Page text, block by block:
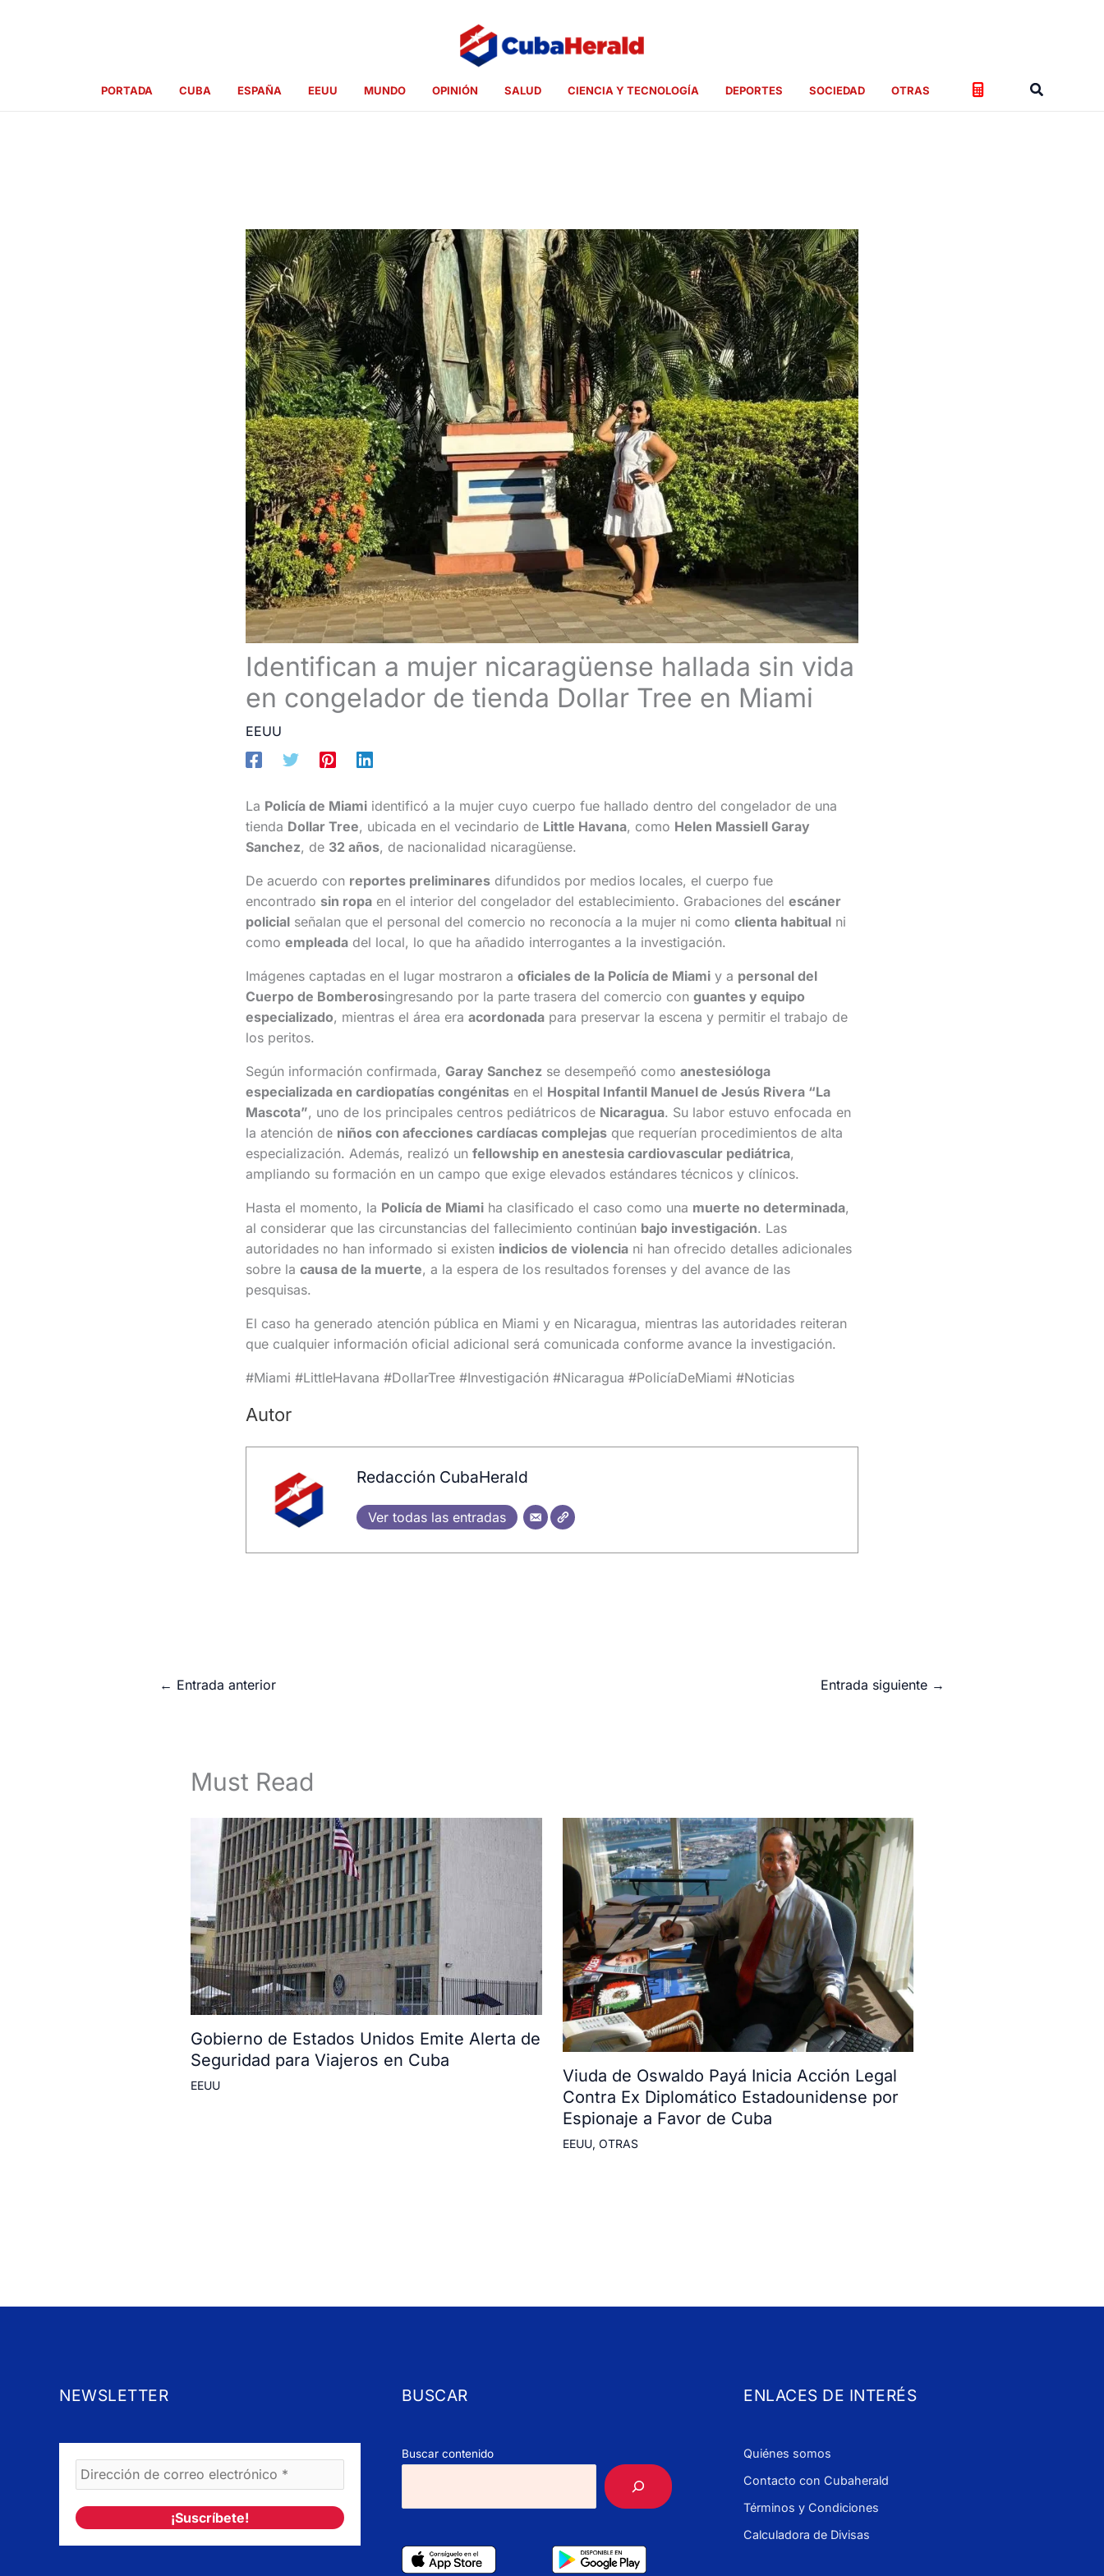
PORTADA CUBA ESPAÑA EEUU MUNDO OPINIÓN SALUD CIENCIA Y TECNOLOGÍA DEPORTES SOCIEDAD OTRAS Buscar
Identifican a mujer nicaragüense hallada sin vida
en congelador de tienda Dollar Tree en Miami
EEUU
La Policía de Miamiidentificó a la mujer cuyo cuerpo fue hallado dentro del congelador de una
tienda Dollar Tree, ubicada en el vecindario de Little Havana, como Helen Massiell Garay
Sanchez, de 32 años, de nacionalidad nicaragüense.
De acuerdo con reportes preliminaresdifundidos por medios locales, el cuerpo fue
encontrado sin ropaen el interior del congelador del establecimiento. Grabaciones del escáner
policialseñalan que el personal del comercio no reconocía a la mujer ni como clienta habitualni
como empleadadel local, lo que ha añadido interrogantes a la investigación.
Imágenes captadas en el lugar mostraron a oficiales de la Policía de Miamiy a personal del
Cuerpo de Bomberosingresando por la parte trasera del comercio con guantes y equipo
especializado, mientras el área era acordonadapara preservar la escena y permitir el trabajo de
los peritos.
Según información confirmada, Garay Sanchezse desempeñó como anestesióloga
especializada en cardiopatías congénitasen el Hospital Infantil Manuel de Jesús Rivera “La
Mascota”, uno de los principales centros pediátricos de Nicaragua. Su labor estuvo enfocada en
la atención de niños con afecciones cardíacas complejasque requerían procedimientos de alta
especialización. Además, realizó un fellowship en anestesia cardiovascular pediátrica,
ampliando su formación en un campo que exige elevados estándares técnicos y clínicos.
Hasta el momento, la Policía de Miamiha clasificado el caso como una muerte no determinada,
al considerar que las circunstancias del fallecimiento continúan bajo investigación. Las
autoridades no han informado si existen indicios de violenciani han ofrecido detalles adicionales
sobre la causa de la muerte, a la espera de los resultados forenses y del avance de las
pesquisas.
El caso ha generado atención pública en Miami y en Nicaragua, mientras las autoridades reiteran
que cualquier información oficial adicional será comunicada conforme avance la investigación.
#Miami #LittleHavana #DollarTree #Investigación #Nicaragua #PolicíaDeMiami #Noticias
Autor
Redacción CubaHerald
Ver todas las entradas
← Entrada anterior Entrada siguiente →
Must Read
Gobierno de Estados Unidos Emite Alerta de
Seguridad para Viajeros en Cuba
EEUU
Viuda de Oswaldo Payá Inicia Acción Legal
Contra Ex Diplomático Estadounidense por
Espionaje a Favor de Cuba
EEUU, OTRAS
NEWSLETTER BUSCAR
Buscar contenido
ENLACES DE INTERÉS
Quiénes somos
Contacto con Cubaherald
Términos y Condiciones
Calculadora de Divisas